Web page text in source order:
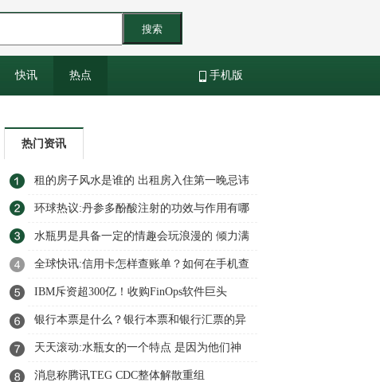
搜索
快讯 热点 手机版
热门资讯
租的房子风水是谁的 出租房入住第一晚忌讳
有哪些？
环球热议:丹参多酚酸注射的功效与作用有哪
些呢？丹参多酚酸注射的禁忌人群是什么？
水瓶男是具备一定的情趣会玩浪漫的 倾力满
足女孩？
全球快讯:信用卡怎样查账单？如何在手机查
询信用卡消费记录？
IBM斥资超300亿！收购FinOps软件巨头
Apptio 全球视讯
银行本票是什么？银行本票和银行汇票的异
同点？
天天滚动:水瓶女的一个特点 是因为他们神
秘的感觉很多？
消息称腾讯TEG CDC整体解散重组